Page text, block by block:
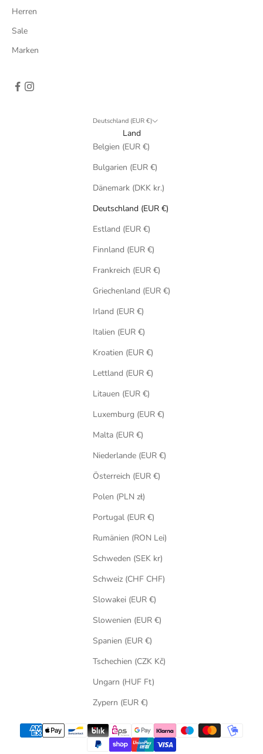
Herren
Sale
Marken
Deutschland (EUR €)
Land
Belgien (EUR €)
Bulgarien (EUR €)
Dänemark (DKK kr.)
Deutschland (EUR €)
Estland (EUR €)
Finnland (EUR €)
Frankreich (EUR €)
Griechenland (EUR €)
Irland (EUR €)
Italien (EUR €)
Kroatien (EUR €)
Lettland (EUR €)
Litauen (EUR €)
Luxemburg (EUR €)
Malta (EUR €)
Niederlande (EUR €)
Österreich (EUR €)
Polen (PLN zł)
Portugal (EUR €)
Rumänien (RON Lei)
Schweden (SEK kr)
Schweiz (CHF CHF)
Slowakei (EUR €)
Slowenien (EUR €)
Spanien (EUR €)
Tschechien (CZK Kč)
Ungarn (HUF Ft)
Zypern (EUR €)